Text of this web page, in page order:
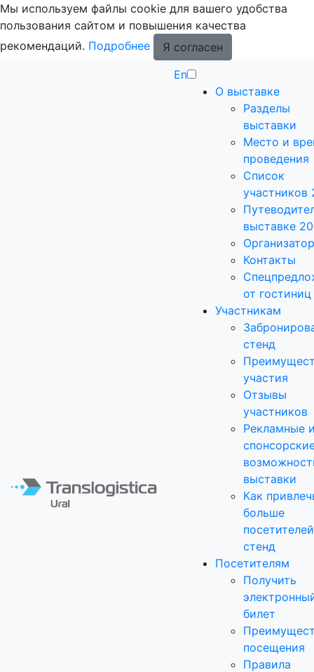
Мы используем файлы cookie для вашего удобства
пользования сайтом и повышения качества
рекомендаций. Подробнее
Я согласен
En
О выставке
Разделы
выставки
Место и
проведения
Список
участников
выставке
Контакты
от гостиниц
Участникам
стенд
участия
Отзывы
участников
Рекламные
выставки
Как
больше
стенд
Посетителям
Получить
билет
посещения
Правила